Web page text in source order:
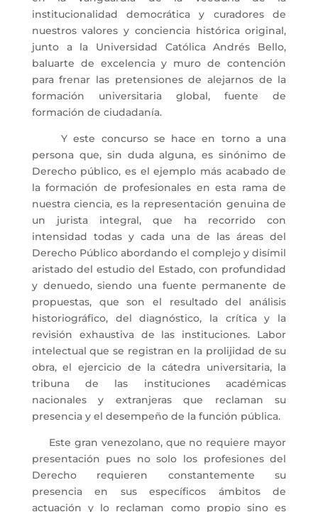
institucionalidad democrática y curadores de
nuestros valores y conciencia histórica original,
junto a la Universidad Católica Andrés Bello,
baluarte de excelencia y muro de contención
para frenar las pretensiones de alejarnos de la
formación universitaria global, fuente de
formación de ciudadanía.
Y este concurso se hace en torno a una
persona que, sin duda alguna, es sinónimo de
Derecho público, es el ejemplo más acabado de
la formación de profesionales en esta rama de
nuestra ciencia, es la representación genuina de
un jurista integral, que ha recorrido con
intensidad todas y cada una de las áreas del
Derecho Público abordando el complejo y disímil
aristado del estudio del Estado, con profundidad
y denuedo, siendo una fuente permanente de
propuestas, que son el resultado del análisis
historiográfico, del diagnóstico, la crítica y la
revisión exhaustiva de las instituciones. Labor
intelectual que se registran en la prolijidad de su
obra, el ejercicio de la cátedra universitaria, la
tribuna de las instituciones académicas
nacionales y extranjeras que reclaman su
presencia y el desempeño de la función pública.
Este gran venezolano, que no requiere mayor
presentación pues no solo los profesiones del
Derecho requieren constantemente su
presencia en sus específicos ámbitos de
actuación y lo reclaman como propio sino es